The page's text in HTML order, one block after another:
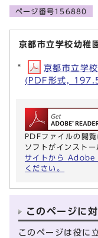
ページ番号156880
京都市立学校幼稚
京都市立学
(PDF形式,
PDFファイルの閲
ソフトがインストー
サイトから Adobe
ください。
このページに
このページは役に